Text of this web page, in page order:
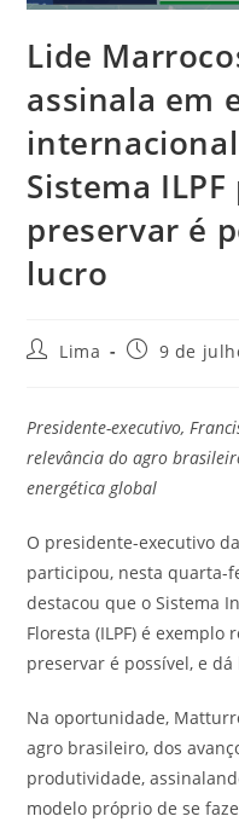
Lide
assinala em
Sistema
preservar é
lucro
Lima 9 de
Presidente-executivo,
relevância do agro
energética global
O presidente-executivo
participou, nesta quarta-
destacou que o Sistema
Floresta (ILPF) é
preservar é possível, e dá
Na oportunidade,
agro brasileiro, dos
produtividade,
modelo próprio de se